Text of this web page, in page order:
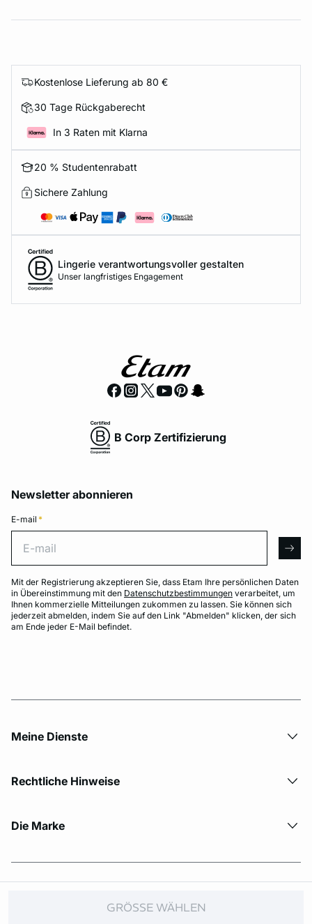
GRÖSSE WÄHLEN
Kostenlose Lieferung ab 80 €
30 Tage Rückgaberecht
In 3 Raten mit Klarna
20 % Studentenrabatt
Sichere Zahlung
Lingerie verantwortungsvoller gestalten
Unser langfristiges Engagement
B Corp Zertifizierung
Newsletter abonnieren
E-mail *
Mit der Registrierung akzeptieren Sie, dass Etam Ihre persönlichen Daten
in Übereinstimmung mit den Datenschutzbestimmungen verarbeitet, um
Ihnen kommerzielle Mitteilungen zukommen zu lassen. Sie können sich
jederzeit abmelden, indem Sie auf den Link "Abmelden" klicken, der sich
am Ende jeder E-Mail befindet.
Meine Dienste
Rechtliche Hinweise
Die Marke